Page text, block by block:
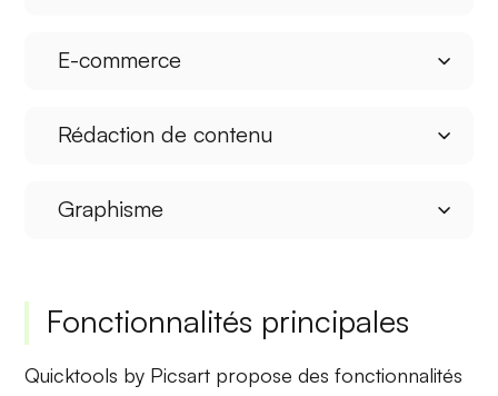
E-commerce
Rédaction de contenu
Graphisme
Fonctionnalités principales
Quicktools by Picsart propose desfonctionnalités